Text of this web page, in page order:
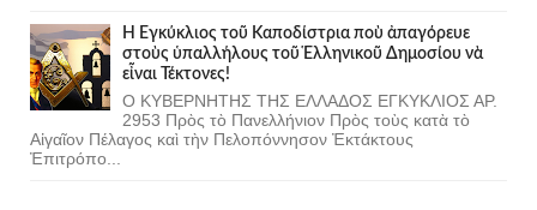
Ἡ Ἐγκύκλιος τοῦ Καποδίστρια ποὺ ἀπαγόρευε
στοὺς ὑπαλλήλους τοῦ Ἑλληνικοῦ Δημοσίου νὰ
εἶναι Τέκτονες!
Ο ΚΥΒΕΡΝΗΤΗΣ ΤΗΣ ΕΛΛΑΔΟΣ ΕΓΚΥΚΛΙΟΣ ΑΡ.
2953 Πρὸς τὸ Πανελλήνιον Πρὸς τοὺς κατὰ τὸ
Αἰγαῖον Πέλαγος καὶ τὴν Πελοπόννησον Ἐκτάκτους
Ἐπιτρόπο...